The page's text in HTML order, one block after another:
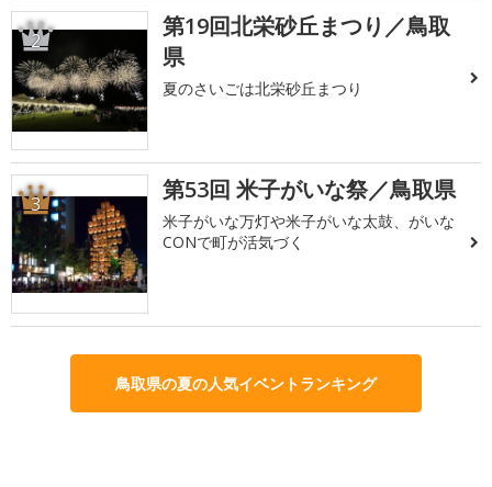
2
第19回北栄砂丘まつり／鳥取
県
夏のさいごは北栄砂丘まつり
3 第53回 米子がいな祭／鳥取県
米子がいな万灯や米子がいな太鼓、がいな
CONで町が活気づく
鳥取県の夏の人気イベントランキング